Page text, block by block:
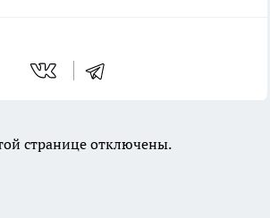
странице отключены.